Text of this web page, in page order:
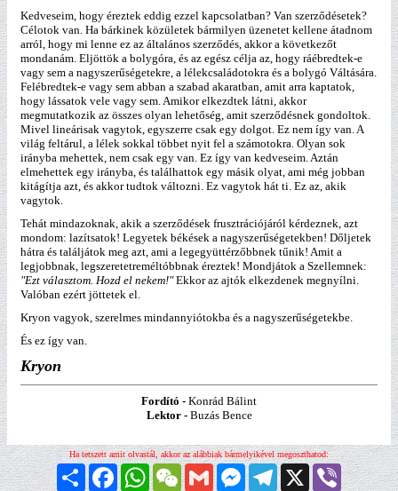
Kedveseim, hogy éreztek eddig ezzel kapcsolatban? Van szerződésetek?
Célotok van. Ha bárkinek közületek bármilyen üzenetet kellene átadnom
arról, hogy mi lenne ez az általános szerződés, akkor a következőt
mondanám. Eljöttök a bolygóra, és az egész célja az, hogy ráébredtek-e
vagy sem a nagyszerűségetekre, a lélekcsaládotokra és a bolygó Váltására.
Felébredtek-e vagy sem abban a szabad akaratban, amit arra kaptatok,
hogy lássatok vele vagy sem. Amikor elkezdtek látni, akkor
megmutatkozik az összes olyan lehetőség, amit szerződésnek gondoltok.
Mivel lineárisak vagytok, egyszerre csak egy dolgot. Ez nem így van. A
világ feltárul, a lélek sokkal többet nyit fel a számotokra. Olyan sok
irányba mehettek, nem csak egy van. Ez így van kedveseim. Aztán
elmehettek egy irányba, és találhattok egy másik olyat, ami még jobban
kitágítja azt, és akkor tudtok változni. Ez vagytok hát ti. Ez az, akik
vagytok.
Tehát mindazoknak, akik a szerződések frusztrációjáról kérdeznek, azt
mondom: lazítsatok! Legyetek békések a nagyszerűségetekben! Dőljetek
hátra és találjátok meg azt, ami a legegyüttérzőbbnek tűnik! Amit a
legjobbnak, legszeretetreméltóbbnak éreztek! Mondjátok a Szellemnek:
"Ezt választom. Hozd el nekem!"Ekkor az ajtók elkezdenek megnyílni.
Valóban ezért jöttetek el.
Kryon vagyok, szerelmes mindannyiótokba és a nagyszerűségetekbe.
És ez így van.
Kryon
Fordító - Konrád Bálint
Lektor -Buzás Bence
Ha tetszett amit olvastál, akkor az alábbiak bármelyikével megoszthatod:
MegosztásFacebookWhatsApp WeChat Gmail MessengerTelegram X Viber